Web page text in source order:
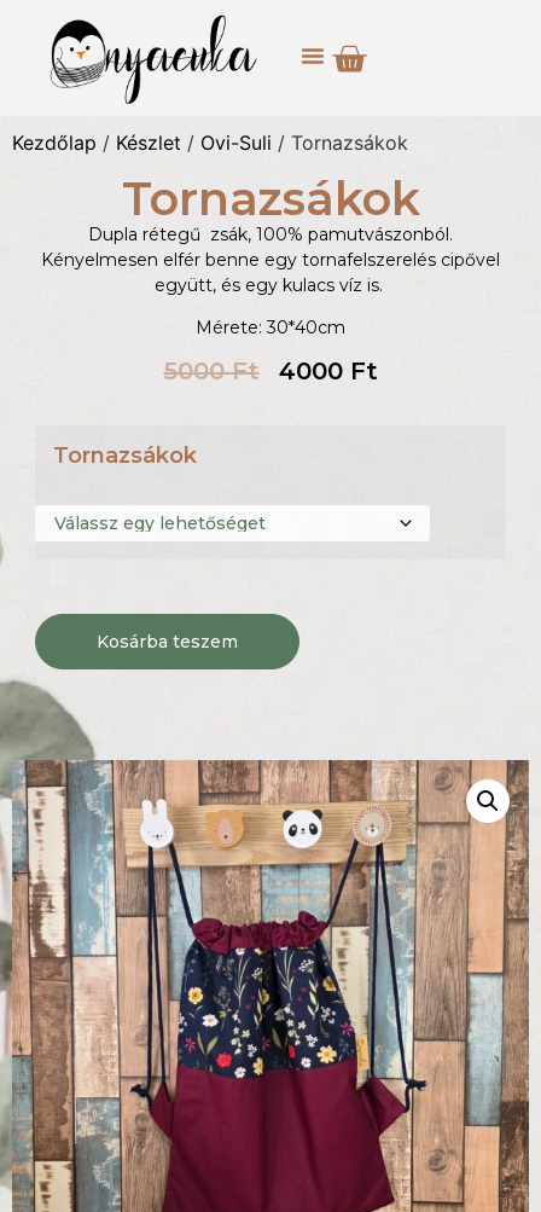
Kezdőlap / Készlet / Ovi-Suli / Tornazsákok
Tornazsákok
Dupla rétegű zsák, 100% pamutvászonból.
Kényelmesen elfér benne egy tornafelszerelés cipővel
együtt, és egy kulacs víz is.
Mérete: 30*40cm
5000Ft 4000 Ft
Tornazsákok
Kosárba teszem